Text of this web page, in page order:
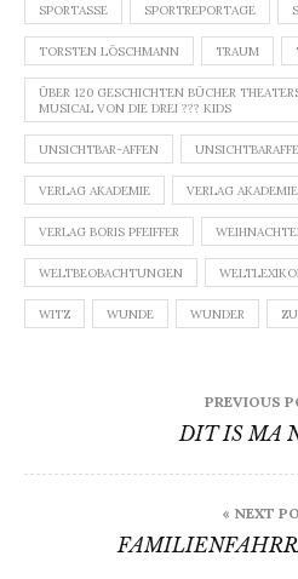
SPORTASSE SPORTREPORTAGE
TORSTEN LÖSCHMANN TRAUM
ÜBER 120 GESCHICHTEN BÜCHER
MUSICAL VON DIE DREI ??? KIDS
UNSICHTBAR-AFFEN
VERLAG AKADEMIE VERLAG
VERLAG BORIS PFEIFFER
WELTBEOBACHTUNGEN
WITZ WUNDE WUNDER
PREVIOUS
DIT IS MA
« NEXT